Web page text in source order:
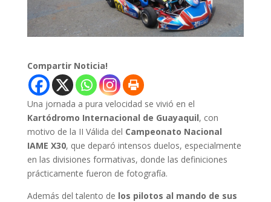
Compartir Noticia!
Una jornada a pura velocidad se vivió en el
Kartódromo Internacional de Guayaquil, con
motivo de la II Válida del Campeonato Nacional
IAME X30, que deparó intensos duelos, especialmente
en las divisiones formativas, donde las definiciones
prácticamente fueron de fotografía.
Además del talento de los pilotos al mando de sus